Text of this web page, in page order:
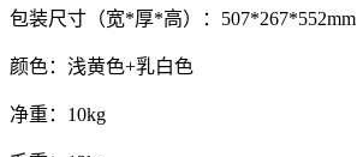
包装尺寸（宽*厚*高）：507*267*552mm
颜色：浅黄色+乳白色
净重：10kg